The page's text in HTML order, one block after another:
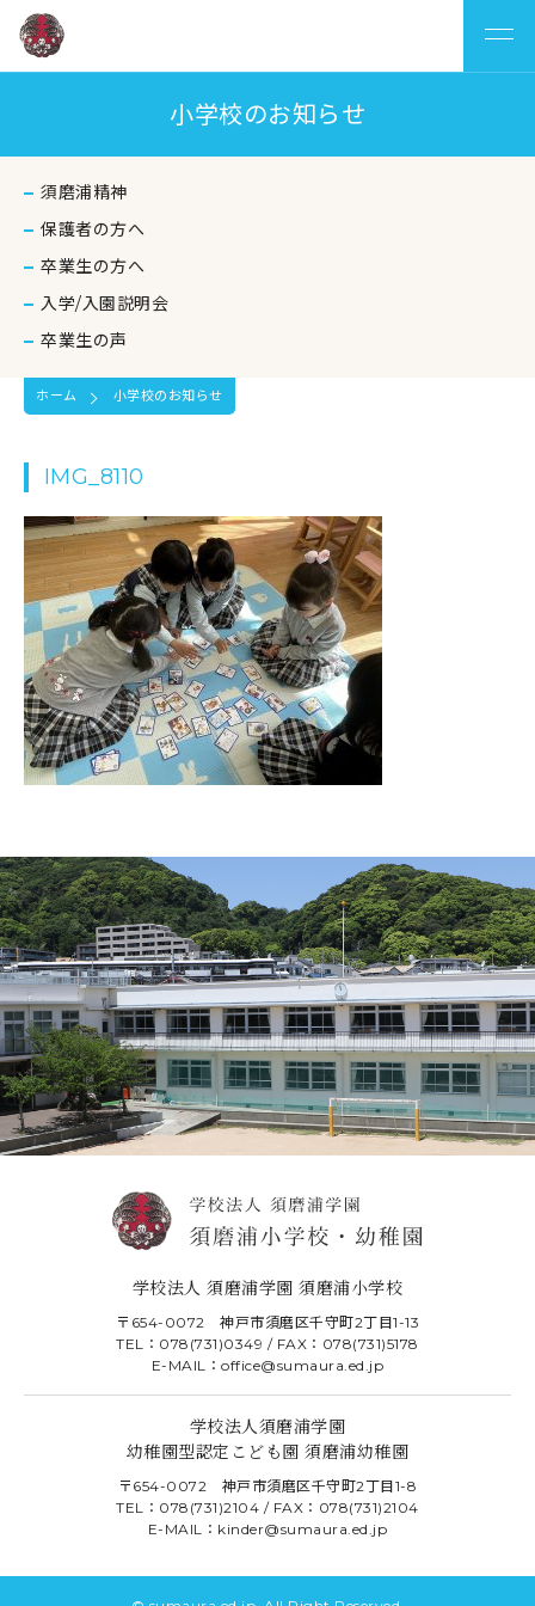
小学校のお知らせ
須磨浦精神
保護者の方へ
卒業生の方へ
入学/入園説明会
卒業生の声
ホーム 小学校のお知らせ
IMG_8110
学校法人 須磨浦学園 須磨浦小学校
〒654-0072 神戸市須磨区千守町2丁目1-13
TEL：078(731)0349 / FAX：078(731)5178
E-MAIL：office@sumaura.ed.jp
学校法人須磨浦学園
幼稚園型認定こども園 須磨浦幼稚園
〒654-0072 神戸市須磨区千守町2丁目1-8
TEL：078(731)2104 / FAX：078(731)2104
E-MAIL：kinder@sumaura.ed.jp